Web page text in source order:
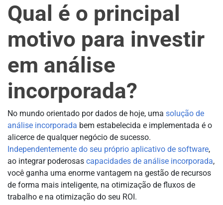
Qual é o principal
motivo para investir
em análise
incorporada?
No mundo orientado por dados de hoje, uma solução de
análise incorporada bem estabelecida e implementada é o
alicerce de qualquer negócio de sucesso.
Independentemente do seu próprio aplicativo de software,
ao integrar poderosas capacidades de análise incorporada,
você ganha uma enorme vantagem na gestão de recursos
de forma mais inteligente, na otimização de fluxos de
trabalho e na otimização do seu ROI.